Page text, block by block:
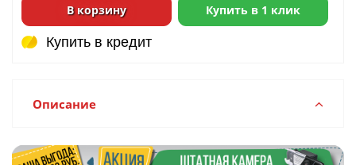
В корзину Купить в 1 клик
Купить в кредит
Купить в кредит
Описание